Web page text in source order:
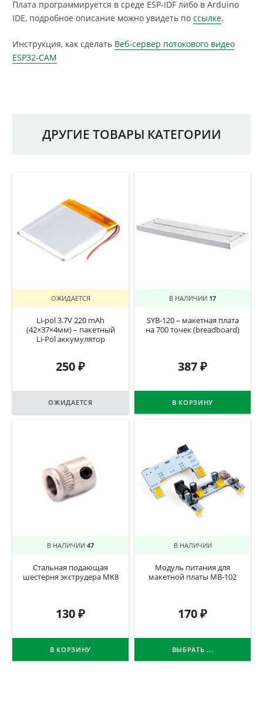
Плата программируется в среде ESP-IDF либо в Arduino
IDE, подробное описание можно увидеть по ссылке.
Инструкция, как сделать Веб-сервер потокового видео
ESP32-CAM
ДРУГИЕ ТОВАРЫ КАТЕГОРИИ
ОЖИДАЕТСЯ
Li-pol 3.7V 220 mAh
(42×37×4мм) – пакетный
Li-Pol аккумулятор
250₽
ОЖИДАЕТСЯ
В НАЛИЧИИ 17
SYB-120 – макетная плата
на 700 точек (breadboard)
387₽
В КОРЗИНУ
В НАЛИЧИИ 47
Стальная подающая
шестерня экструдера MK8
130₽
В КОРЗИНУ
В НАЛИЧИИ
Модуль питания для
макетной платы MB-102
170₽
ВЫБРАТЬ ...